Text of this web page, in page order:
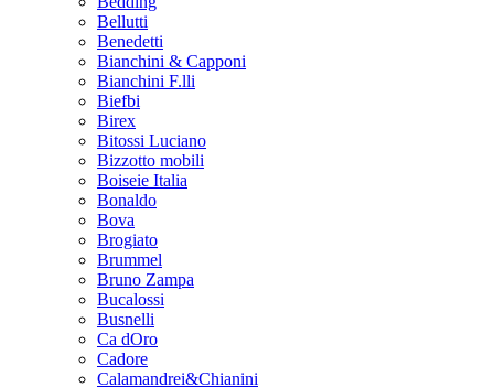
Bellutti
Benedetti
Bianchini & Capponi
Bianchini F.lli
Biefbi
Birex
Bitossi Luciano
Bizzotto mobili
Boiseie Italia
Bonaldo
Bova
Brogiato
Brummel
Bruno Zampa
Bucalossi
Busnelli
Ca dOro
Cadore
Calamandrei&Chianini